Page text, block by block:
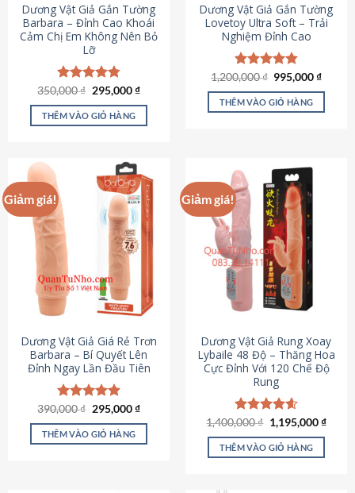
Dương Vật Giả Gắn Tường
Barbara – Đỉnh Cao Khoái
Cảm Chị Em Không Nên Bỏ
Lỡ
Được xếp
hạng4.79
5 sao
350,000₫ Giá
là:
350,000 ₫.
295,000₫Giá
tại
THÊM VÀO GIỎ HÀNG
Dương Vật Giả Gắn Tường
Lovetoy Ultra Soft – Trải
Nghiệm Đỉnh Cao
Được xếp
hạng4.82
5 sao
1,200,000₫ Giá
là:
1,200,000 ₫.
995,000₫Giá
tại
THÊM VÀO GIỎ HÀNG
Giảm giá!
Dương Vật Giả Giá Rẻ Trơn
Barbara – Bí Quyết Lên
Đỉnh Ngay Lần Đầu Tiên
Được xếp
hạng4.90
5 sao
390,000₫ Giá
là:
390,000 ₫.
295,000₫Giá
tại
THÊM VÀO GIỎ HÀNG
Giảm giá!
Dương Vật Giả Rung Xoay
Lybaile 48 Độ – Thăng Hoa
Cực Đỉnh Với 120 Chế Độ
Rung
Được xếp
hạng4.62
5 sao
1,400,000₫ Giá
gốc
là:
1,400,000 ₫.
1,195,000₫Giá
THÊM VÀO GIỎ HÀNG